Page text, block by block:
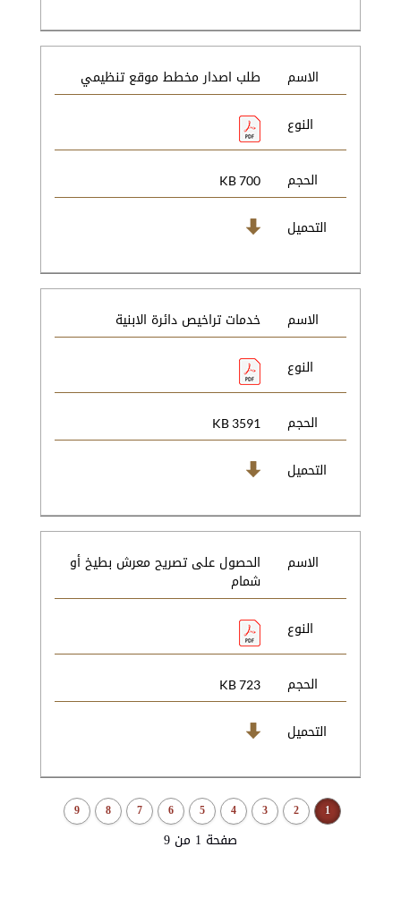
الاسم
طلب اصدار مخطط موقع تنظيمي
النوع
الحجم 700 KB
التحميل
الاسم
خدمات تراخيص دائرة الابنية
النوع
الحجم 3591 KB
التحميل
الاسم الحصول على تصريح معرش بطيخ أو
شمام
النوع
الحجم 723 KB
التحميل
1
2
3
4
5
6
7
8
9
صفحة 1 من 9